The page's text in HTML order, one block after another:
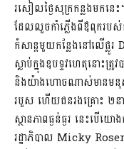
រសៀលថ្ងៃសុក្រកន្លងមកន
ដែលលួចកាំភ្លើងពីឪពុករប
កំសាន្តមួយកន្លែងនៅលើផ្
ស្លាប់ក្នុងឧបទ្ទវហេតុនោះត្
និងយ៉ាងហោចណាស់មានមនុ
របួស ហើយជនរងគ្រោះ ២នា
ស្ថានភាពធ្ងន់ធ្ងរ នេះបើ
រដ្ឋាភិបាល Micky